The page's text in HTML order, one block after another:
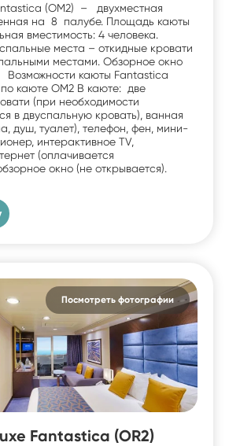
(OM2) – двухместная
на 8 палубе. Площадь каюты
вместимость: 4 человека.
места – откидные кровати
местами. Обзорное окно
Возможности каюты Fantastica
каюте OM2 В каюте: две
(при необходимости
в двуспальную кровать), ванная
душ, туалет), телефон, фен, мини-
интерактивное TV,
(оплачивается
окно (не открывается).
Посмотреть фотографии
Fantastica (OR2)